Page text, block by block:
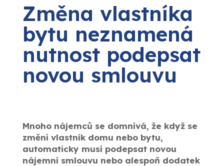
Změna vlastníka
bytu neznamená
nutnost podepsat
novou smlouvu
Mnoho nájemců se domnívá, že když se
změní vlastník domu nebo bytu,
automaticky musí podepsat novou
nájemní smlouvu nebo alespoň dodatek